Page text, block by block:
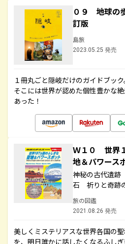
０９ 地球
訂版
島旅
2023.05.25 発売
１冊丸ごと隠岐だけのガイドブッ
そこには世界が認めた個性豊かな
あった！
Ｗ１０ 世界
地＆パワース
神秘の古代遺
石 祈りと奇跡
旅の図鑑
2021.08.26 発売
美しくミステリアスな世界各国の
を、明日誰かに話したくなるふし